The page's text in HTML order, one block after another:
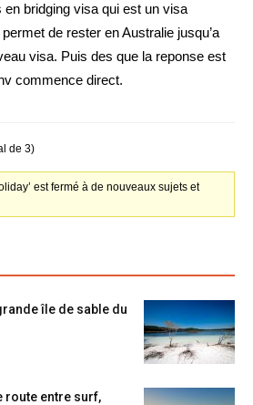
bridging visa qui est un visa
de rester en Australie jusqu’a
visa. Puis des que la reponse est
commence direct.
de 3)
est fermé à de nouveaux sujets et
île de sable du
route entre surf,